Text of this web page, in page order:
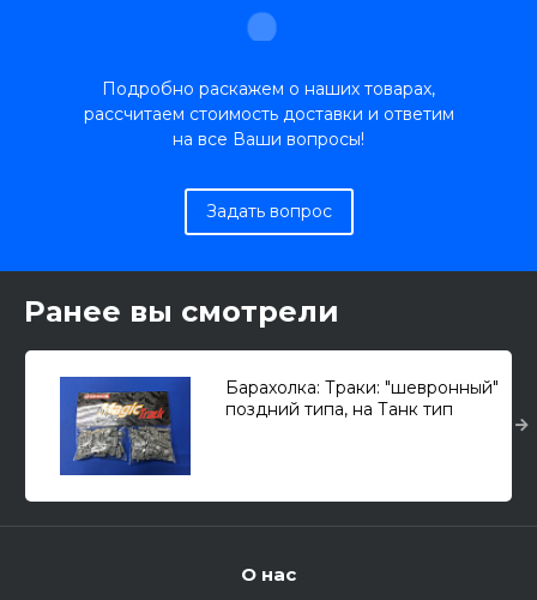
Подробно раскажем о наших товарах,
рассчитаем стоимость доставки и ответим
на все Ваши вопросы!
Задать вопрос
Ранее вы смотрели
Барахолка: Траки: "шевронный"
поздний типа, на Танк тип
О нас